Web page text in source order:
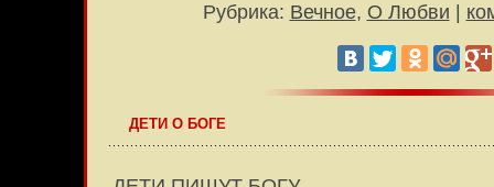
Рубрика: Вечное, О Любви
ДЕТИ О БОГЕ